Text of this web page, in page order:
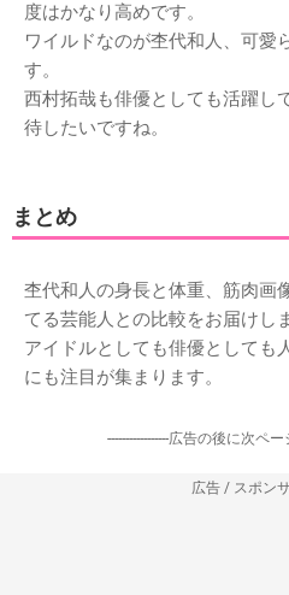
度はかなり高めです。
ワイルドなのが杢代和人、可愛
す。
西村拓哉も俳優としても活躍し
待したいですね。
まとめ
杢代和人の身長と体重、筋肉画
てる芸能人との比較をお届けし
アイドルとしても俳優としても
にも注目が集まります。
-----------------広告の後に次ペー
広告 / スポン